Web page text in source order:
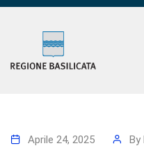
Aprile 24, 2025 By